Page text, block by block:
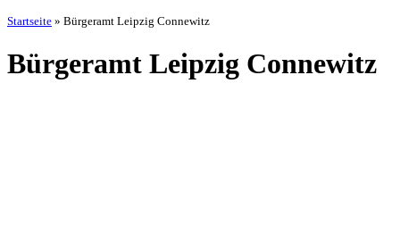
Startseite » Bürgeramt Leipzig Connewitz
Bürgeramt Leipzig Connewitz